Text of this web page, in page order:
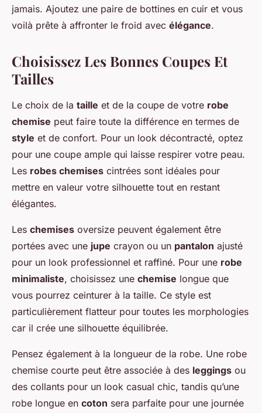
jamais. Ajoutez une paire de bottines en cuir et vous
voilà prête à affronter le froid avec élégance.
Choisissez Les Bonnes Coupes Et
Tailles
Le choix de la taille et de la coupe de votre robe
chemise peut faire toute la différence en termes de
style et de confort. Pour un look décontracté, optez
pour une coupe ample qui laisse respirer votre peau.
Les robes chemises cintrées sont idéales pour
mettre en valeur votre silhouette tout en restant
élégantes.
Les chemises oversize peuvent également être
portées avec une jupe crayon ou un pantalon ajusté
pour un look professionnel et raffiné. Pour une robe
minimaliste, choisissez une chemise longue que
vous pourrez ceinturer à la taille. Ce style est
particulièrement flatteur pour toutes les morphologies
car il crée une silhouette équilibrée.
Pensez également à la longueur de la robe. Une robe
chemise courte peut être associée à des leggings ou
des collants pour un look casual chic, tandis qu’une
robe longue en coton sera parfaite pour une journée